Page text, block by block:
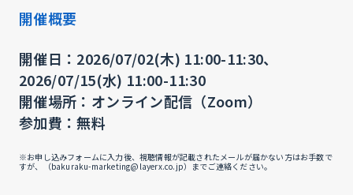
開催概要
開催日：2026/07/02(木) 11:00-11:30、
2026/07/15(水) 11:00-11:30
開催場所：オンライン配信（Zoom）
参加費：無料
※お申し込みフォームに入力後、視聴情報が記載されたメールが届かない方はお手数で
すが、（bakuraku-marketing@layerx.co.jp）までご連絡ください。